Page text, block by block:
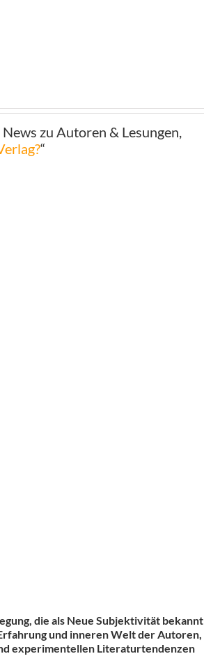
zu Autoren & Lesungen,
“
die als Neue Subjektivität bekannt
und inneren Welt der Autoren,
experimentellen Literaturtendenzen